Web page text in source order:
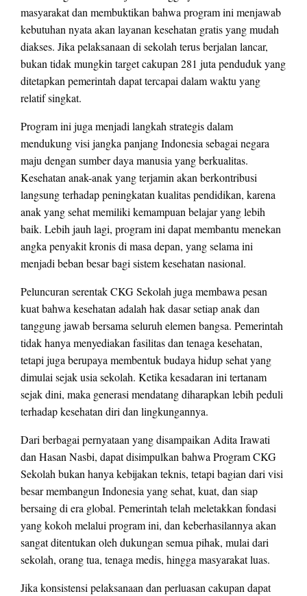
masyarakat dan membuktikan bahwa program ini menjawab
kebutuhan nyata akan layanan kesehatan gratis yang mudah
diakses. Jika pelaksanaan di sekolah terus berjalan lancar,
bukan tidak mungkin target cakupan 281 juta penduduk yang
ditetapkan pemerintah dapat tercapai dalam waktu yang
relatif singkat.
Program ini juga menjadi langkah strategis dalam
mendukung visi jangka panjang Indonesia sebagai negara
maju dengan sumber daya manusia yang berkualitas.
Kesehatan anak-anak yang terjamin akan berkontribusi
langsung terhadap peningkatan kualitas pendidikan, karena
anak yang sehat memiliki kemampuan belajar yang lebih
baik. Lebih jauh lagi, program ini dapat membantu menekan
angka penyakit kronis di masa depan, yang selama ini
menjadi beban besar bagi sistem kesehatan nasional.
Peluncuran serentak CKG Sekolah juga membawa pesan
kuat bahwa kesehatan adalah hak dasar setiap anak dan
tanggung jawab bersama seluruh elemen bangsa. Pemerintah
tidak hanya menyediakan fasilitas dan tenaga kesehatan,
tetapi juga berupaya membentuk budaya hidup sehat yang
dimulai sejak usia sekolah. Ketika kesadaran ini tertanam
sejak dini, maka generasi mendatang diharapkan lebih peduli
terhadap kesehatan diri dan lingkungannya.
Dari berbagai pernyataan yang disampaikan Adita Irawati
dan Hasan Nasbi, dapat disimpulkan bahwa Program CKG
Sekolah bukan hanya kebijakan teknis, tetapi bagian dari visi
besar membangun Indonesia yang sehat, kuat, dan siap
bersaing di era global. Pemerintah telah meletakkan fondasi
yang kokoh melalui program ini, dan keberhasilannya akan
sangat ditentukan oleh dukungan semua pihak, mulai dari
sekolah, orang tua, tenaga medis, hingga masyarakat luas.
Jika konsistensi pelaksanaan dan perluasan cakupan dapat